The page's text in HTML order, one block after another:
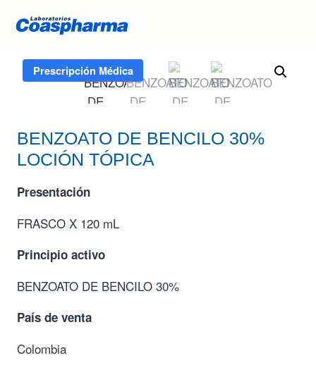
Inicio/Tienda /BENZOATO DE BENCILO 30% LOCIÓN
TÓPICA
Prescripción Médica
BENZOATO DE BENCILO 30%
LOCIÓN TÓPICA
Presentación
FRASCO X 120 mL
Principio activo
BENZOATO DE BENCILO 30%
País de venta
Colombia